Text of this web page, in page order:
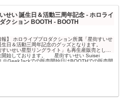
せい 誕生日＆活動三周年記念 - ホロライ
クション BOOTH - BOOTH
報】 ホロライブプロダクション所属「星街すいせ
生日＆活動三周年記念のグッズとなります。
いせい星型リングライト」も再生産販売として
開始しております。 星街すいせい Suisei
※GeekJackでの販売開始日はBOOTHでの販売開